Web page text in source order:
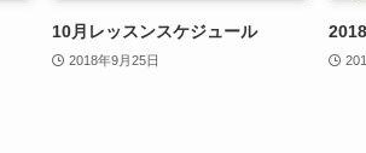
10月レッスンスケジュール
2018年9月25日